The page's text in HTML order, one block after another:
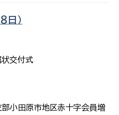
日）
交付式
小田原市地区赤十字会員増